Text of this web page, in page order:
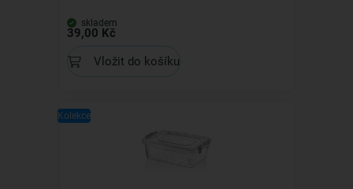
skladem
39,00 Kč
Vložit do košíku
Kolekce